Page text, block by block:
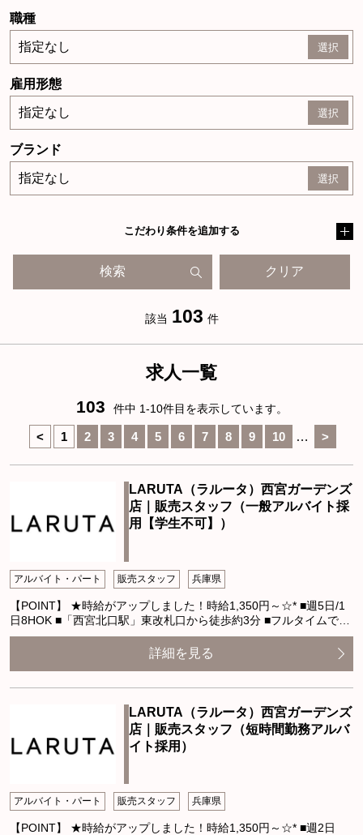
職種
指定なし
雇用形態
指定なし
ブランド
指定なし
こだわり条件を追加する
該当 103 件
検索 クリア
求人一覧
103 件中 1-10件目を表示しています。
< 1 2 3 4 5 6 7 8 9 10 >
LARUTA（ラルータ）西宮ガーデンズ
店｜販売スタッフ（一般アルバイト採
用【学生不可】）
アルバイト・パート 販売スタッフ 兵庫県
【POINT】 ★時給がアップしました！時給1,350円～☆* ■週5日/1
日8HOK ■「西宮北口駅」東改札口から徒歩約3分 ■フルタイムで…
詳細を見る
LARUTA（ラルータ）西宮ガーデンズ
店｜販売スタッフ（短時間勤務アルバ
イト採用）
アルバイト・パート 販売スタッフ 兵庫県
【POINT】 ★時給がアップしました！時給1,350円～☆* ■週2日